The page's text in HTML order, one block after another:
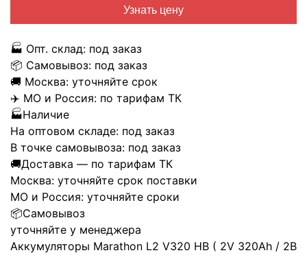
Узнать цену
🏭 Опт. склад: под заказ
📦 Самовывоз: под заказ
🚚 Москва: уточняйте срок
✈️ МО и Россия: по тарифам ТК
🏭Наличие
На оптовом складе: под заказ
В точке самовывоза: под заказ
🚚Доставка — по тарифам ТК
Москва: уточняйте срок поставки
МО и Россия: уточняйте сроки
📦Самовывоз
уточняйте у менеджера
Аккумуляторы Marathon L2 V320 HB ( 2V 320Ah / 2В